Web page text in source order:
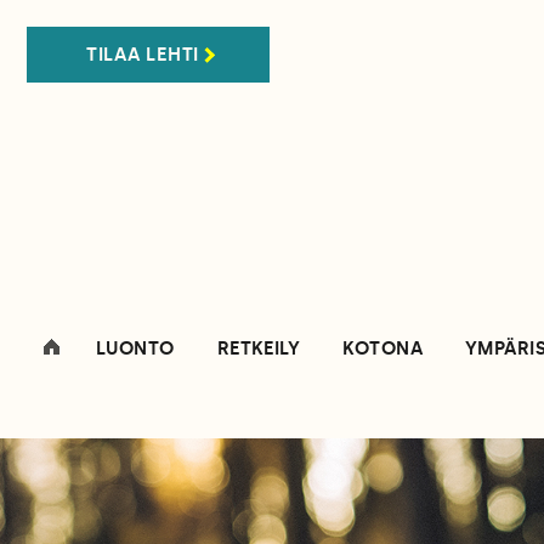
TILAA LEHTI
LUONTO RETKEILY KOTONA